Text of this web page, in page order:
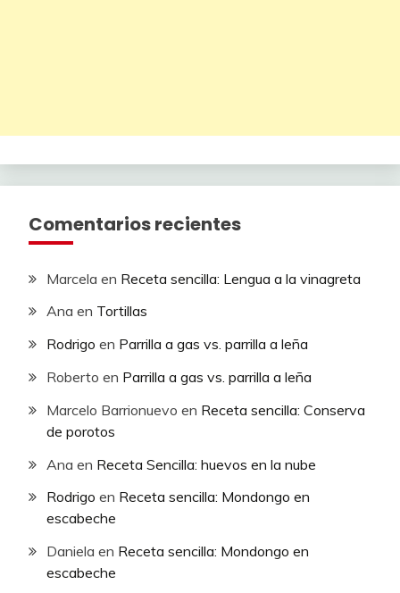
Comentarios recientes
Marcela en Receta sencilla: Lengua a la vinagreta
Ana en Tortillas
Rodrigo en Parrilla a gas vs. parrilla a leña
Roberto en Parrilla a gas vs. parrilla a leña
Marcelo Barrionuevo en Receta sencilla: Conserva
de porotos
Ana en Receta Sencilla: huevos en la nube
Rodrigo en Receta sencilla: Mondongo en
escabeche
Daniela en Receta sencilla: Mondongo en
escabeche